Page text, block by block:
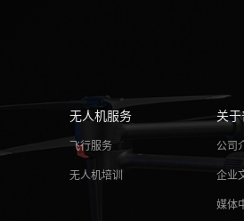
无人机服务
飞行服务
无人机培训
关于
公司
企业
媒体